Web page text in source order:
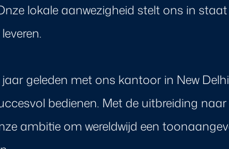
lokale aanwezigheid stelt ons in
geleden met ons kantoor in New
bedienen. Met de uitbreiding
ambitie om wereldwijd een